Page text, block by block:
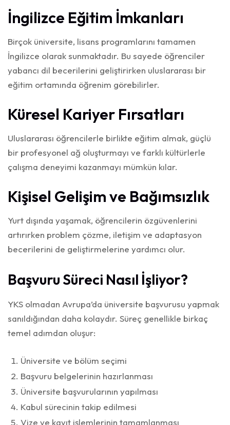
İngilizce Eğitim İmkanları
Birçok üniversite, lisans programlarını tamamen
İngilizce olarak sunmaktadır. Bu sayede öğrenciler
yabancı dil becerilerini geliştirirken uluslararası bir
eğitim ortamında öğrenim görebilirler.
Küresel Kariyer Fırsatları
Uluslararası öğrencilerle birlikte eğitim almak, güçlü
bir profesyonel ağ oluşturmayı ve farklı kültürlerle
çalışma deneyimi kazanmayı mümkün kılar.
Kişisel Gelişim ve Bağımsızlık
Yurt dışında yaşamak, öğrencilerin özgüvenlerini
artırırken problem çözme, iletişim ve adaptasyon
becerilerini de geliştirmelerine yardımcı olur.
Başvuru Süreci Nasıl İşliyor?
YKS olmadan Avrupa’da üniversite başvurusu yapmak
sanıldığından daha kolaydır. Süreç genellikle birkaç
temel adımdan oluşur:
Üniversite ve bölüm seçimi
Başvuru belgelerinin hazırlanması
Üniversite başvurularının yapılması
Kabul sürecinin takip edilmesi
Vize ve kayıt işlemlerinin tamamlanması